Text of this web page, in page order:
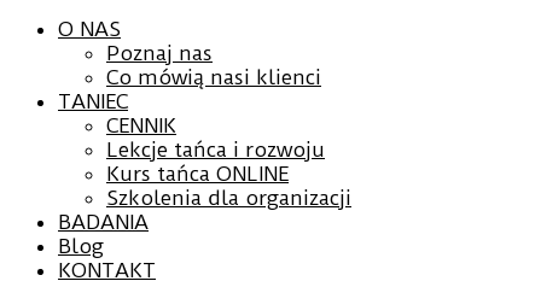
O NAS
Poznaj nas
Co mówią nasi klienci
TANIEC
CENNIK
Lekcje tańca i rozwoju
Kurs tańca ONLINE
Szkolenia dla organizacji
BADANIA
Blog
KONTAKT